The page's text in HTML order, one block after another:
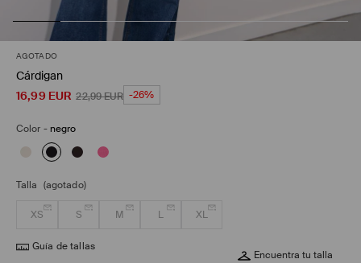
AGOTADO
Cárdigan
16,99 EUR 22,99EUR -26%
Color - negro
Talla (agotado)
XS S M L XL
Guía de tallas
Encuentra tu talla